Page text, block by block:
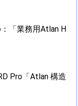
「業務用Atlan H
Pro「Atlan 構造